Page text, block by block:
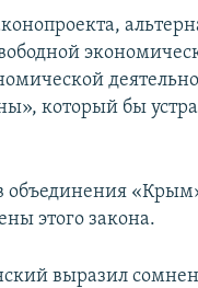
который бы
объединения
этого закона.
выразил